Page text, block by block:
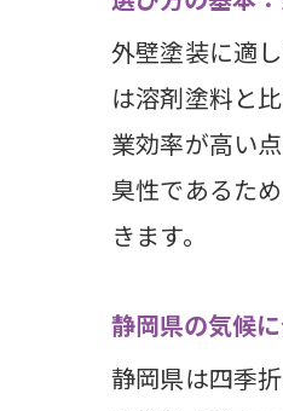
外壁塗装に適
は溶剤塗料と
業効率が高い
臭性であるた
きます。
静岡県の気候
静岡県は四季